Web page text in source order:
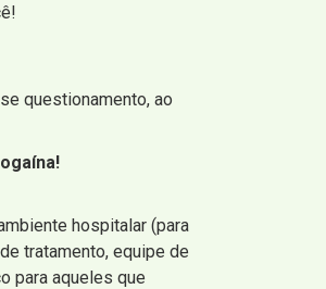
questionamento, ao
hospitalar (para
tratamento, equipe de
para aqueles que